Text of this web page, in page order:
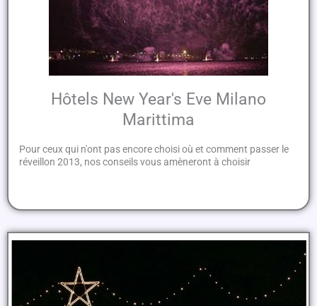
Hôtels New Year's Eve Milano
Marittima
Pour ceux qui n'ont pas encore choisi où et comment passer le
réveillon 2013, nos conseils vous amèneront à choisir